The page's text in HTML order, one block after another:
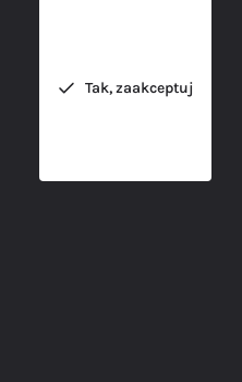
Tak, zaakceptuj